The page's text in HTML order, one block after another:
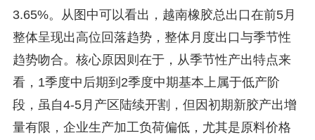
3.65%。从图中可以看出，越南橡胶总出口在前5月
整体呈现出高位回落趋势，整体月度出口与季节性
趋势吻合。核心原因则在于，从季节性产出特点来
看，1季度中后期到2季度中期基本上属于低产阶
段，虽自4-5月产区陆续开割，但因初期新胶产出增
量有限，企业生产加工负荷偏低，尤其是原料价格